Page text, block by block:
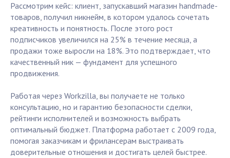
Рассмотрим кейс: клиент, запускавший магазин handmade-
товаров, получил никнейм, в котором удалось сочетать
креативность и понятность. После этого рост
подписчиков увеличился на 25% в течение месяца, а
продажи тоже выросли на 18%. Это подтверждает, что
качественный ник — фундамент для успешного
продвижения.
Работая через Workzilla, вы получаете не только
консультацию, но и гарантию безопасности сделки,
рейтинги исполнителей и возможность выбрать
оптимальный бюджет. Платформа работает с 2009 года,
помогая заказчикам и фрилансерам выстраивать
доверительные отношения и достигать целей быстрее.